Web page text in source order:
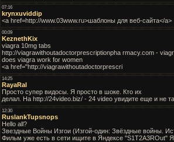
07:16
krynxuviddip
<a href=http://www.03www.ru>шаблоны для веб-сайта</a>
00:09
KeznethKix
viagra 10mg tabs
http://viagrawithoutadoctorprescriptionpha rmacy.com -
does viagra work for women
<a href="http://viagrawithoutadoctorprescri
14:25
RayaRal
Просто супер видосы. Я просто в шоке. Кто их
делал. На http://24video.biz/ - 24 video увидите еще и не
12:30
RuslankTupsnops
Hello all?
Звездные Войны Изгои (Изгой-один: Звёздные войны.
Фильм уже есть в сети ищите в Яндексе "S1T2A3ROut"